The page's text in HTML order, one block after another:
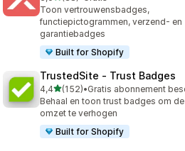
38 recensies in totaal
Toon vertrouwensbadges,
functiepictogrammen, verzend- en
garantiebadges
Built for Shopify
TrustedSite ‑ Trust Badges
4,4van 5 sterren
(152)
152 recensies in totaal
•
Behaal en toon trust badges om de
omzet te verhogen
Built for Shopify